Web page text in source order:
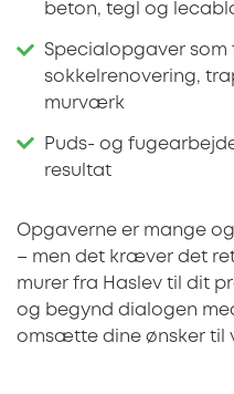
beton, tegl og
Specialopgaver
sokkelrenovering,
murværk
Puds- og
resultat
Opgaverne er mange
– men det kræver det
murer fra Haslev til dit
og begynd dialogen
omsætte dine ønsker til